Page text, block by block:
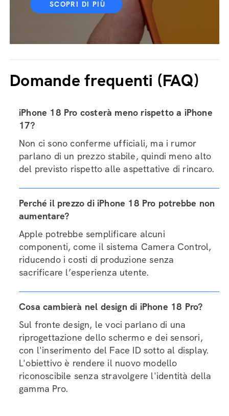
SCOPRI DI PIÙ
Domande frequenti (FAQ)
iPhone 18 Pro costerà meno rispetto a iPhone
17?
Non ci sono conferme ufficiali, ma i rumor
parlano di un prezzo stabile, quindi meno alto
del previsto rispetto alle aspettative di rincaro.
Perché il prezzo di iPhone 18 Pro potrebbe non
aumentare?
Apple potrebbe semplificare alcuni
componenti, come il sistema Camera Control,
riducendo i costi di produzione senza
sacrificare l’esperienza utente.
Cosa cambierà nel design di iPhone 18 Pro?
Sul fronte design, le voci parlano di una
riprogettazione dello schermo e dei sensori,
con l'inserimento del Face ID sotto al display.
L'obiettivo è rendere il nuovo modello
riconoscibile senza stravolgere l'identità della
gamma Pro.